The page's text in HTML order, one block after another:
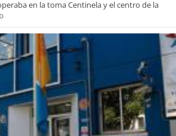
en la toma Centinela y el centro de la